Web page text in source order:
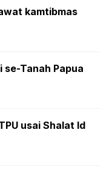
kamtibmas
se-Tanah Papua
usai Shalat Id